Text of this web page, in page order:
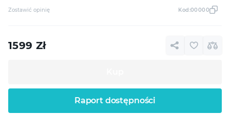
Zostawić opinię Kod:00000
1599 Zł
Raport dostępności